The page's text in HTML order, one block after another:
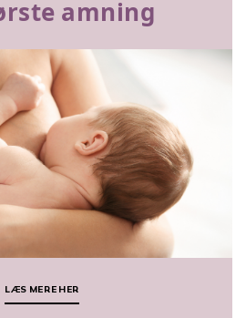
amning
LÆS MERE HER